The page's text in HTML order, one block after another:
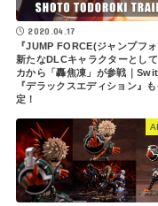
2020.04.17
『JUMP FORCE(ジャンプフォ
新たなDLCキャラクターとし
カから「轟焦凍」が参戦｜
『デラックスエディション』
定！